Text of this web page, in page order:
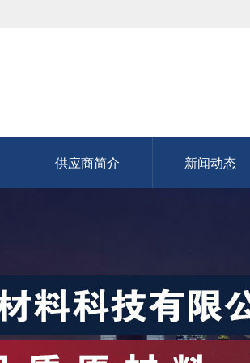
供应商简介 新闻动态